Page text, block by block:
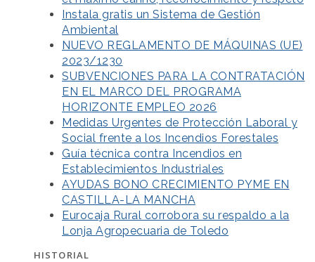
Instala gratis un Sistema de Gestión
Ambiental
NUEVO REGLAMENTO DE MÁQUINAS (UE)
2023/1230
SUBVENCIONES PARA LA CONTRATACIÓN
EN EL MARCO DEL PROGRAMA
HORIZONTE EMPLEO 2026
Medidas Urgentes de Protección Laboral y
Social frente a los Incendios Forestales
Guía técnica contra Incendios en
Establecimientos Industriales
AYUDAS BONO CRECIMIENTO PYME EN
CASTILLA-LA MANCHA
Eurocaja Rural corrobora su respaldo a la
Lonja Agropecuaria de Toledo
HISTORIAL